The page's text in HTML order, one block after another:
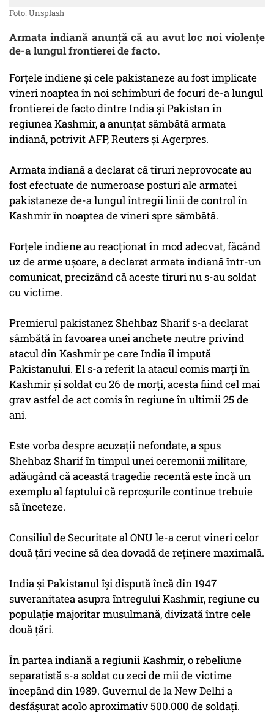
Foto: Unsplash
Armata indiană anunţă că au avut loc noi violenţe
de-a lungul frontierei de facto.
Forţele indiene şi cele pakistaneze au fost implicate
vineri noaptea în noi schimburi de focuri de-a lungul
frontierei de facto dintre India şi Pakistan în
regiunea Kashmir, a anunţat sâmbătă armata
indiană, potrivit AFP, Reuters și Agerpres.
Armata indiană a declarat că tiruri neprovocate au
fost efectuate de numeroase posturi ale armatei
pakistaneze de-a lungul întregii linii de control în
Kashmir în noaptea de vineri spre sâmbătă.
Forţele indiene au reacţionat în mod adecvat, făcând
uz de arme uşoare, a declarat armata indiană într-un
comunicat, precizând că aceste tiruri nu s-au soldat
cu victime.
Premierul pakistanez Shehbaz Sharif s-a declarat
sâmbătă în favoarea unei anchete neutre privind
atacul din Kashmir pe care India îl impută
Pakistanului. El s-a referit la atacul comis marţi în
Kashmir şi soldat cu 26 de morţi, acesta fiind cel mai
grav astfel de act comis în regiune în ultimii 25 de
ani.
Este vorba despre acuzaţii nefondate, a spus
Shehbaz Sharif în timpul unei ceremonii militare,
adăugând că această tragedie recentă este încă un
exemplu al faptului că reproşurile continue trebuie
să înceteze.
Consiliul de Securitate al ONU le-a cerut vineri celor
două ţări vecine să dea dovadă de reţinere maximală.
India şi Pakistanul îşi dispută încă din 1947
suveranitatea asupra întregului Kashmir, regiune cu
populaţie majoritar musulmană, divizată între cele
două ţări.
În partea indiană a regiunii Kashmir, o rebeliune
separatistă s-a soldat cu zeci de mii de victime
începând din 1989. Guvernul de la New Delhi a
desfăşurat acolo aproximativ 500.000 de soldaţi.